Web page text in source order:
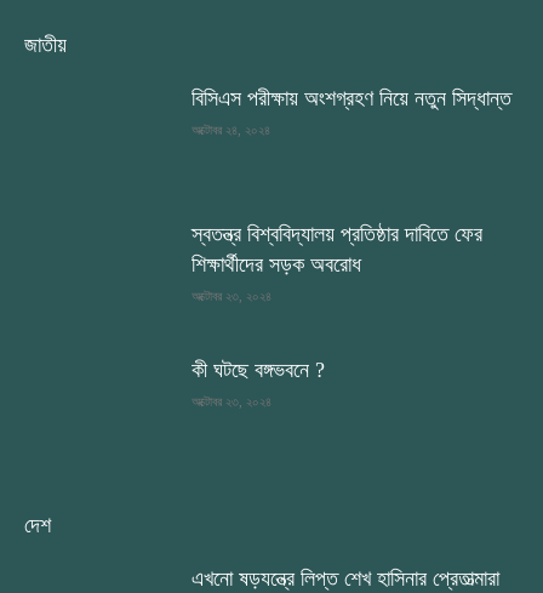
জাতীয়
বিসিএস পরীক্ষায় অংশগ্রহণ নিয়ে নতুন সিদ্ধান্ত
অক্টোবর ২৪, ২০২৪
স্বতন্ত্র বিশ্ববিদ্যালয় প্রতিষ্ঠার দাবিতে ফের
শিক্ষার্থীদের সড়ক অবরোধ
অক্টোবর ২৩, ২০২৪
কী ঘটছে বঙ্গভবনে ?
অক্টোবর ২৩, ২০২৪
দেশ
এখনো ষড়যন্ত্রে লিপ্ত শেখ হাসিনার প্রেতাত্মারা